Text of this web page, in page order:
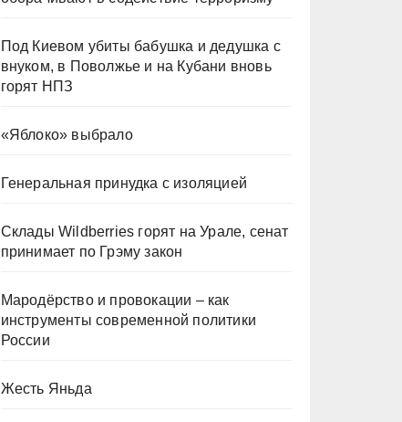
Под Киевом убиты бабушка и дедушка с
внуком, в Поволжье и на Кубани вновь
горят НПЗ
«Яблоко» выбрало
Генеральная принудка с изоляцией
Склады Wildberries горят на Урале, сенат
принимает по Грэму закон
Мародёрство и провокации – как
инструменты современной политики
России
Жесть Яньда